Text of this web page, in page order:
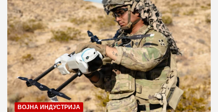
ВОЈНА ИНДУСТРИЈА